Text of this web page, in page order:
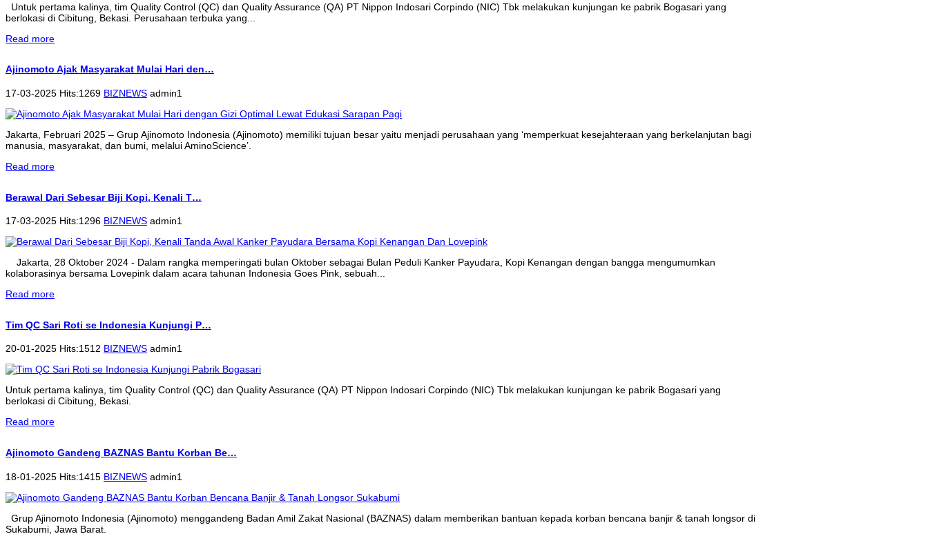
Untuk pertama kalinya, tim Quality Control (QC) dan Quality Assurance (QA) PT Nippon Indosari Corpindo (NIC) Tbk melakukan kunjungan ke pabrik Bogasari yang
berlokasi di Cibitung, Bekasi. Perusahaan terbuka yang...
Read more
Ajinomoto Ajak Masyarakat Mulai Hari den…
17-03-2025 Hits:1269 BIZNEWS admin1
Jakarta, Februari 2025 – Grup Ajinomoto Indonesia (Ajinomoto) memiliki tujuan besar yaitu menjadi perusahaan yang ‘memperkuat kesejahteraan yang berkelanjutan bagi
manusia, masyarakat, dan bumi, melalui AminoScience’.
Read more
Berawal Dari Sebesar Biji Kopi, Kenali T…
17-03-2025 Hits:1296 BIZNEWS admin1
Jakarta, 28 Oktober 2024 - Dalam rangka memperingati bulan Oktober sebagai Bulan Peduli Kanker Payudara, Kopi Kenangan dengan bangga mengumumkan
kolaborasinya bersama Lovepink dalam acara tahunan Indonesia Goes Pink, sebuah...
Read more
Tim QC Sari Roti se Indonesia Kunjungi P…
20-01-2025 Hits:1512 BIZNEWS admin1
Untuk pertama kalinya, tim Quality Control (QC) dan Quality Assurance (QA) PT Nippon Indosari Corpindo (NIC) Tbk melakukan kunjungan ke pabrik Bogasari yang
berlokasi di Cibitung, Bekasi.
Read more
Ajinomoto Gandeng BAZNAS Bantu Korban Be…
18-01-2025 Hits:1415 BIZNEWS admin1
Grup Ajinomoto Indonesia (Ajinomoto) menggandeng Badan Amil Zakat Nasional (BAZNAS) dalam memberikan bantuan kepada korban bencana banjir & tanah longsor di
Sukabumi, Jawa Barat.